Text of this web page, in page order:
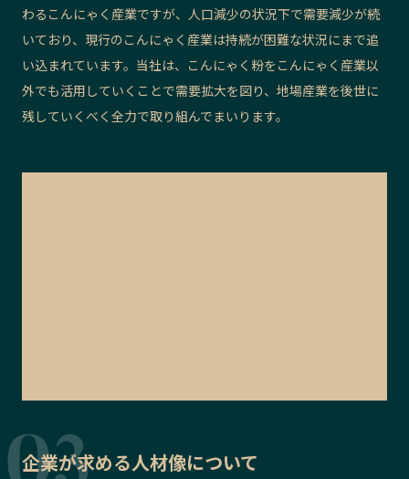
わるこんにゃく産業ですが、人口減少の状況下で需要減少が続
いており、現行のこんにゃく産業は持続が困難な状況にまで追
い込まれています。当社は、こんにゃく粉をこんにゃく産業以
外でも活用していくことで需要拡大を図り、地場産業を後世に
残していくべく全力で取り組んでまいります。
企業が求める人材像について